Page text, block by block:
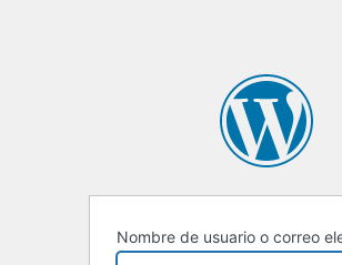
Nombre de usuario o correo